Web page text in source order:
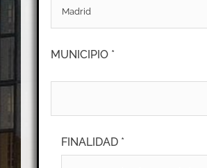
MUNICIPIO *
FINALIDAD *